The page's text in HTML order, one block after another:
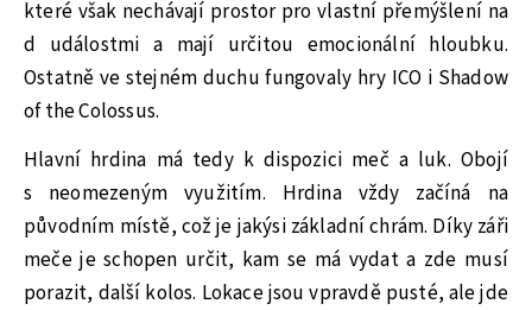
které však nechávají prostor pro vlastní přemýšlení na
d událostmi a mají určitou emocionální hloubku.
Ostatně ve stejném duchu fungovaly hry ICO i Shadow
of the Colossus.
Hlavní hrdina má tedy k dispozici meč a luk. Obojí
s neomezeným využitím. Hrdina vždy začíná na
původním místě, což je jakýsi základní chrám. Díky záři
meče je schopen určit, kam se má vydat a zde musí
porazit, další kolos. Lokace jsou vpravdě pusté, ale jde